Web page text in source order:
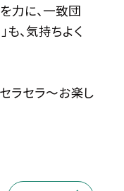
力に、一致団
も、気持ちよく
ラセラ〜お楽し